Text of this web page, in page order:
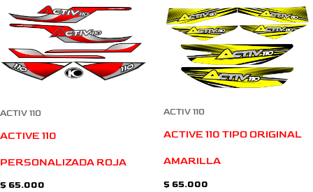
ACTIV 110
ACTIVE 110
PERSONALIZADA ROJA
$ 65.000
ACTIV 110
ACTIVE 110 TIPO ORIGINAL
AMARILLA
$ 65.000